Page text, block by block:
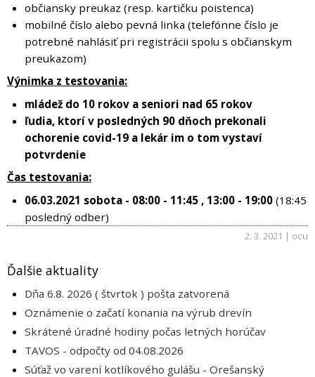
občiansky preukaz (resp. kartičku poistenca)
mobilné číslo alebo pevná linka (telefónne číslo je
potrebné nahlásiť pri registrácii spolu s občianskym
preukazom)
Výnimka z testovania:
mládež do 10 rokov a seniori nad 65 rokov
ľudia, ktorí v posledných 90 dňoch prekonali
ochorenie covid-19 a lekár im o tom vystaví
potvrdenie
Čas testovania:
06.03.2021 sobota - 08:00 - 11:45 , 13:00 - 19:00 (18:45
posledný odber)
2. 3. 2021 | ocu
Ďalšie aktuality
Dňa 6.8. 2026 ( štvrtok ) pošta zatvorená
Oznámenie o začatí konania na výrub drevín
Skrátené úradné hodiny počas letných horúčav
TAVOS - odpočty od 04.08.2026
Súťaž vo varení kotlíkového gulášu - Orešanský